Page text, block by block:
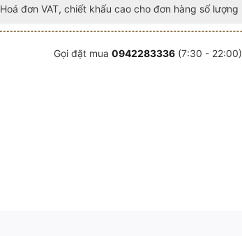
Hoá đơn VAT, chiết khấu cao cho đơn hàng số lượng
Gọi đặt mua 0942283336 (7:30 - 22:00)